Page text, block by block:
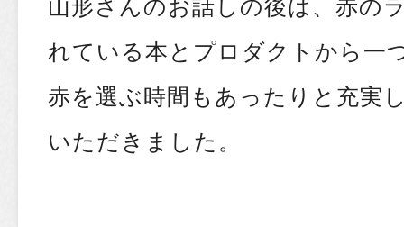
れている本とプロダクトから一
赤を選ぶ時間もあったりと充実
いただきました。